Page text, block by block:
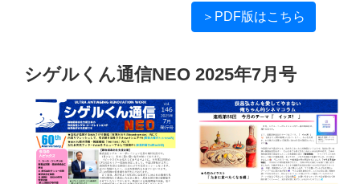
＞PDF版はこちら
シゲルくん通信NEO 2025年7月号